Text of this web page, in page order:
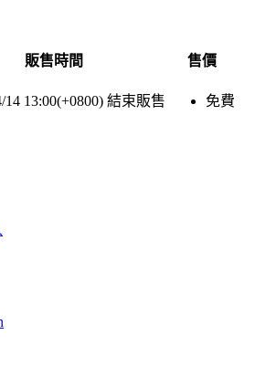
販售時間
售價
14 13:00(+0800) 結束販售 免費